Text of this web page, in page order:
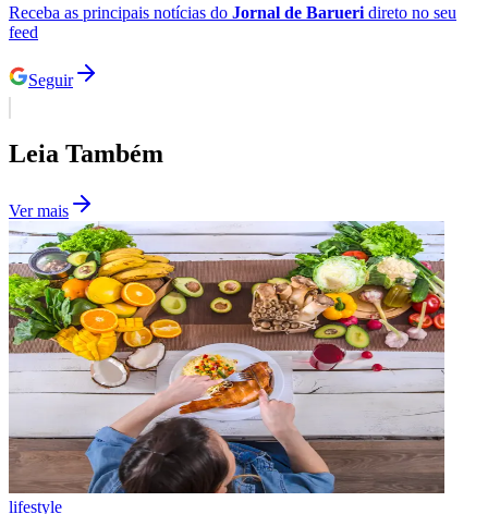
Receba as principais notícias do Jornal de Barueri direto no seu
feed
Seguir
Leia Também
Ver mais
lifestyle